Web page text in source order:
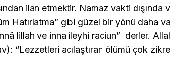
ilan etmektir. Namaz vakti dışında
Hatırlatma” gibi güzel bir yönü daha
lillah ve inna ileyhi raciun” derler.
“Lezzetleri acılaştıran ölümü çok